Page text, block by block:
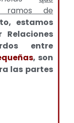
ramos de
estamos
Relaciones
entre
, son
las partes